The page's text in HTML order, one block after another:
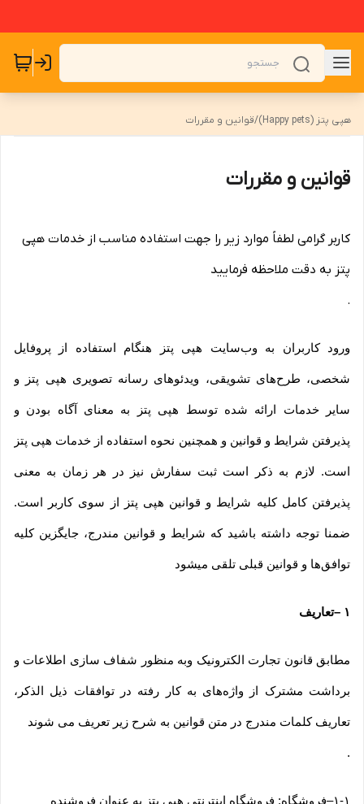
هپی پتز (Happy pets) /قوانین و مقررات
قوانین و مقررات
کاربر گرامی لطفاً موارد زیر را جهت استفاده مناسب از خدمات هپی
پتز به دقت ملاحظه فرمایید
.
ورود کاربران به وب‏‌سایت هپی پتز هنگام استفاده از پروفایل
شخصی، طرح‏‌های تشویقی، ویدئوهای رسانه تصویری هپی پتز و
سایر خدمات ارائه شده توسط هپی پتز به معنای آگاه بودن و
پذیرفتن شرایط و قوانین و همچنین نحوه استفاده از خدمات هپی پتز
است. لازم به ذکر است ثبت سفارش نیز در هر زمان به معنی
پذیرفتن کامل کلیه شرایط و قوانین هپی پتز از سوی کاربر است.
ضمنا توجه داشته باشید که شرایط و قوانین مندرج، جایگزین کلیه
توافق‏‌ها و قوانین قبلی تلقی میشود
۱ –تعاریف
مطابق قانون تجارت الکترونیک وبه منظور شفاف سازی اطلاعات و
برداشت مشترک از واژه‌های به کار رفته در توافقات ذیل الذکر،
تعاریف کلمات مندرج در متن قوانین به شرح زیر تعریف می شوند
.
۱-۱–فروشگاه: فروشگاه اینترنتی هپی پتز به عنوان فروشنده